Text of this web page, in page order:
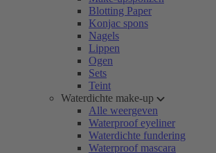
Blotting Paper
Konjac spons
Nagels
Lippen
Ogen
Sets
Teint
Waterdichte make-up
Alle weergeven
Waterproof eyeliner
Waterdichte fundering
Waterproof mascara